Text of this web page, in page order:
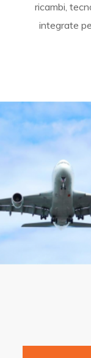
ricambi,
integrate